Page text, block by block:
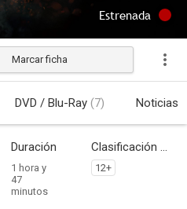
Estrenada
Marcar ficha
DVD / Blu-Ray (7) Noticias
Duración
1 hora y
47
minutos
Clasificación por edades
12+